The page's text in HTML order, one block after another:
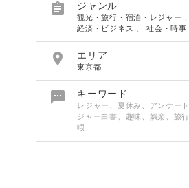
 ジャンル
観光・旅行・宿泊・レジャー
経済・ビジネス
、社会・時事
 エリア
東京都
 キーワード
レジャー、夏休み、アンケー
ジャー白書、趣味、娯楽、旅
暇